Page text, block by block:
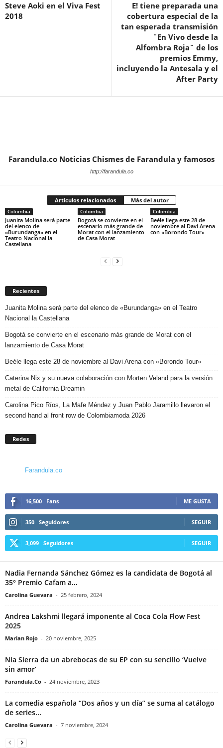
Steve Aoki en el Viva Fest
2018
E! tiene preparada una
cobertura especial de la
tan esperada transmisión
¨En Vivo desde la
Alfombra Roja¨ de los
premios Emmy,
incluyendo la Antesala y el
After Party
Farandula.co Noticias Chismes de Farandula y famosos
http://farandula.co
Artículos relacionados Más del autor
Colombia
Juanita Molina será parte
del elenco de
«Burundanga» en el
Teatro Nacional la
Castellana
Colombia
Bogotá se convierte en el
escenario más grande de
Morat con el lanzamiento
de Casa Morat
Colombia
Beéle llega este 28 de
noviembre al Davi Arena
con «Borondo Tour»
Recientes
Juanita Molina será parte del elenco de «Burundanga» en el Teatro
Nacional la Castellana
Bogotá se convierte en el escenario más grande de Morat con el
lanzamiento de Casa Morat
Beéle llega este 28 de noviembre al Davi Arena con «Borondo Tour»
Caterina Nix y su nueva colaboración con Morten Veland para la versión
metal de California Dreamin
Carolina Pico Ríos, La Mafe Méndez y Juan Pablo Jaramillo llevaron el
second hand al front row de Colombiamoda 2026
Redes
Farandula.co
16,500 Fans ME GUSTA
350 Seguidores SEGUIR
3,099 Seguidores SEGUIR
Nadia Fernanda Sánchez Gómez es la candidata de Bogotá al
35° Premio Cafam a...
Carolina Guevara - 25 febrero, 2024
Andrea Lakshmi llegará imponente al Coca Cola Flow Fest
2025
Marian Rojo - 20 noviembre, 2025
Nia Sierra da un abrebocas de su EP con su sencillo ‘Vuelve
sin amor’
Farandula.Co - 24 noviembre, 2023
La comedia española “Dos años y un día” se suma al catálogo
de series...
Carolina Guevara - 7 noviembre, 2024